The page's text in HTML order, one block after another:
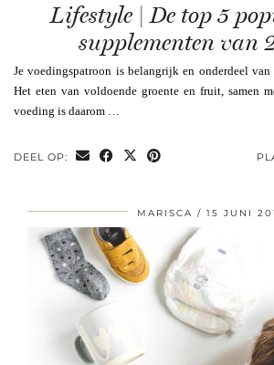
Lifestyle | De top 5
supplementen van
Je voedingspatroon is belangrijk en onderdeel van
Het eten van voldoende groente en fruit, samen
voeding is daarom …
DEEL OP:
MARISCA 15 JUNI